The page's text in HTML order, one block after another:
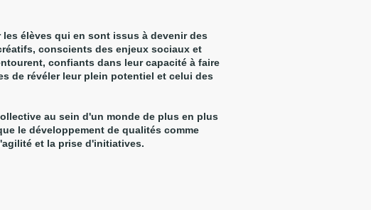
élèves qui en sont issus à devenir des
conscients des enjeux sociaux et
confiants dans leur capacité à faire
de révéler leur plein potentiel et celui des
au sein d'un monde de plus en plus
le développement de qualités comme
et la prise d'initiatives.